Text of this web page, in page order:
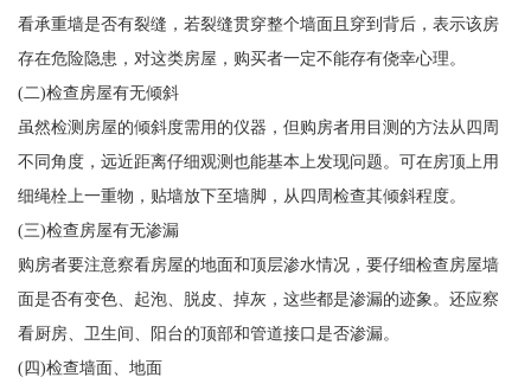
看承重墙是否有裂缝，若裂缝贯穿整个墙面且穿到背后，表示该房
存在危险隐患，对这类房屋，购买者一定不能存有侥幸心理。
(二)检查房屋有无倾斜
虽然检测房屋的倾斜度需用的仪器，但购房者用目测的方法从四周
不同角度，远近距离仔细观测也能基本上发现问题。可在房顶上用
细绳栓上一重物，贴墙放下至墙脚，从四周检查其倾斜程度。
(三)检查房屋有无渗漏
购房者要注意察看房屋的地面和顶层渗水情况，要仔细检查房屋墙
面是否有变色、起泡、脱皮、掉灰，这些都是渗漏的迹象。还应察
看厨房、卫生间、阳台的顶部和管道接口是否渗漏。
(四)检查墙面、地面